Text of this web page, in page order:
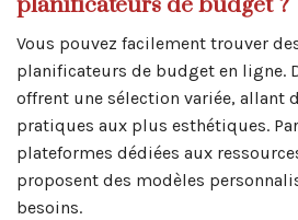
Vous pouvez facilement trouver
planificateurs de budget en ligne.
offrent une sélection variée, allant
pratiques aux plus esthétiques.
plateformes dédiées aux
proposent des modèles
besoins.